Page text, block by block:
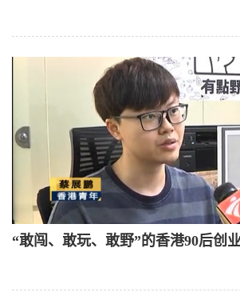
“敢闯、敢玩、敢野”的香港90后创